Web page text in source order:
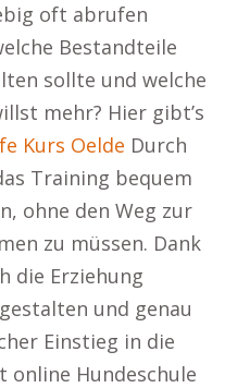
oft abrufen
Bestandteile
sollte und welche
mehr? Hier gibt’s
Kurs Oelde Durch
Training bequem
ohne den Weg zur
zu müssen. Dank
die Erziehung
und genau
Einstieg in die
online Hundeschule